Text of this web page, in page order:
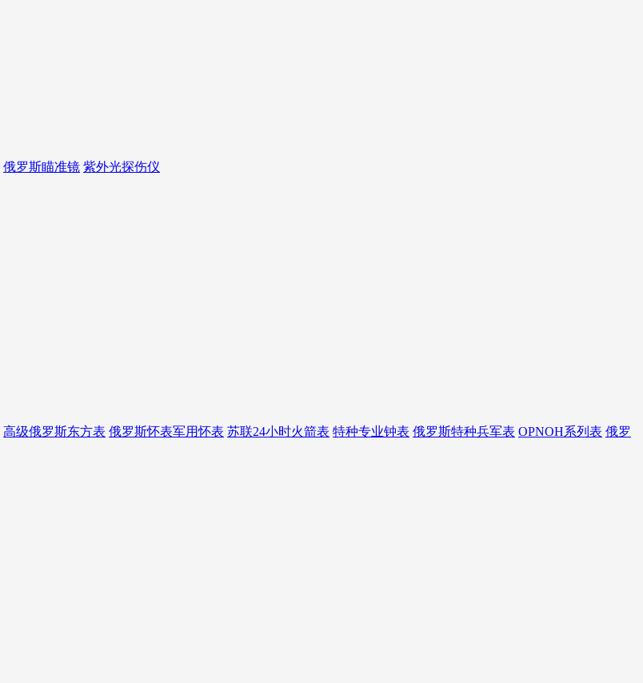
俄罗斯瞄准镜 紫外光探伤仪
高级俄罗斯东方表 俄罗斯怀表军用怀表 苏联24小时火箭表 特种专业钟表 俄罗斯特种兵军表 OPNOH系列表 俄罗